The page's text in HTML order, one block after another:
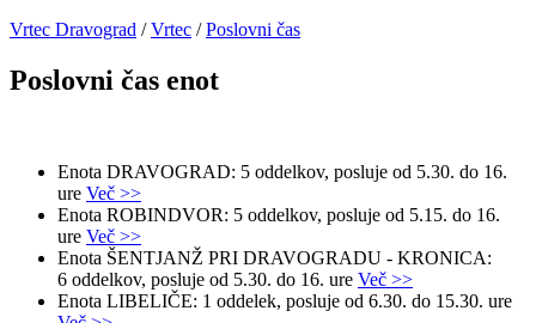
Vrtec Dravograd /Vrtec /Poslovni čas
Poslovni čas enot
Enota DRAVOGRAD: 5 oddelkov, posluje od 5.30. do 16.
ure Več >>
Enota ROBINDVOR: 5 oddelkov, posluje od 5.15. do 16.
ure Več >>
Enota ŠENTJANŽ PRI DRAVOGRADU - KRONICA:
6 oddelkov, posluje od 5.30. do 16. ure Več >>
Enota LIBELIČE: 1 oddelek, posluje od 6.30. do 15.30. ure